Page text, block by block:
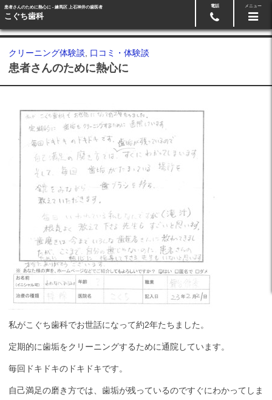
患者さんのために熱心に - 練馬区 上石神井の歯医者
こぐち歯科
電話 メニュー
クリーニング体験談 口コミ・体験談
患者さんのために熱心に
私がこぐち歯科でお世話になって約2年たちました。
定期的に歯垢をクリーニングするために通院しています。
毎回ドキドキのドキドキです。
自己満足の磨き方では、歯垢が残っているのですぐにわかってしま
Googleマップ 03-5991-3918